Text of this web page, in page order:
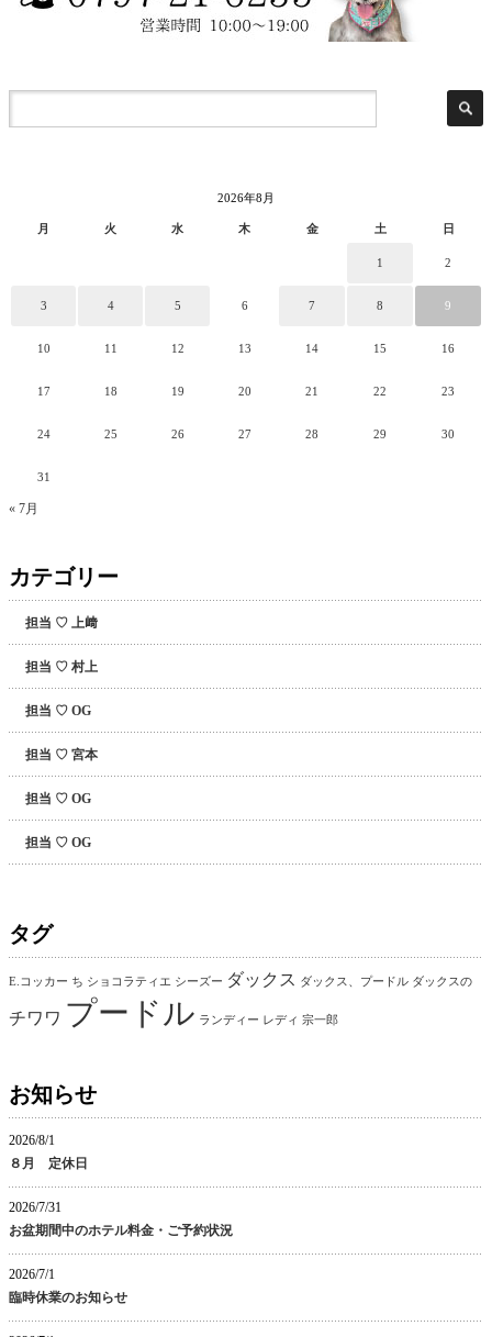
2026年8月
月 火 水 木 金 土 日
1 2
3 4 5 6 7 8 9
10 11 12 13 14 15 16
17 18 19 20 21 22 23
24 25 26 27 28 29 30
31
« 7月
カテゴリー
担当 ♡ 上﨑
担当 ♡ 村上
担当 ♡ OG
担当 ♡ 宮本
担当 ♡ OG
担当 ♡ OG
タグ
E.コッカー ち ショコラティエ シーズー ダックス ダックス、プードル ダックスの
チワワ プードル ランディー レディ 宗一郎
お知らせ
2026/8/1
８月 定休日
2026/7/31
お盆期間中のホテル料金・ご予約状況
2026/7/1
臨時休業のお知らせ